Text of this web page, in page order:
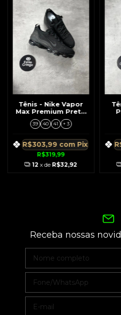
Tênis - Nike Vapor
Max Premium Preto
Símbolo Preto
39 40 41 + 3
R$319,99
R$303,99 com Pix
12 x de R$32,92
Receba nossas